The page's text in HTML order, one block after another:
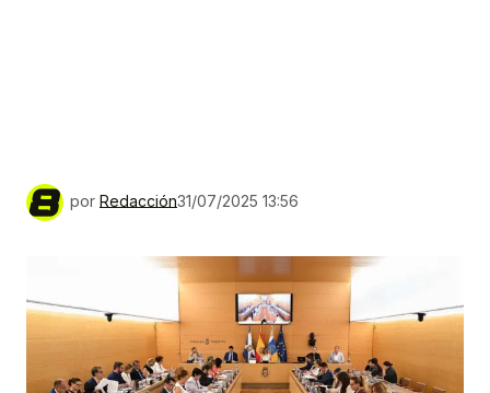
por Redacción31/07/2025 13:56